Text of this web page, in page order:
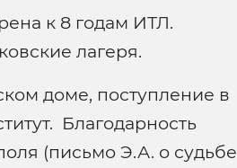
к 8 годам ИТЛ.
лагеря.
доме, поступление в
Благодарность
(письмо Э.А. о судьбе